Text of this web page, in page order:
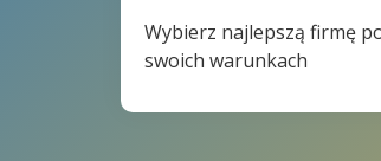
Wybierz najlepszą firmę
swoich warunkach